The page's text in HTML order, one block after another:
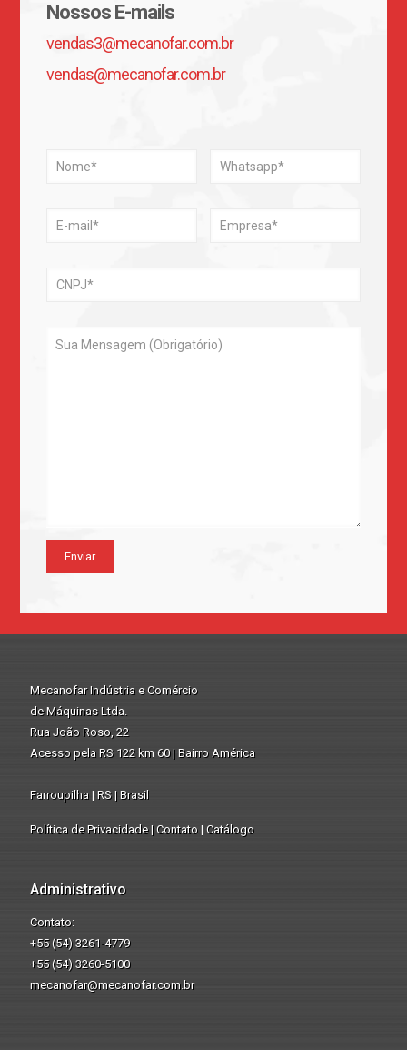
Nossos E-mails
vendas3@mecanofar.com.br
vendas@mecanofar.com.br
Mecanofar Indústria e Comércio
de Máquinas Ltda.
Rua João Roso, 22
Acesso pela RS 122 km 60 | Bairro América
Farroupilha | RS | Brasil
Política de Privacidade| Contato | Catálogo
Administrativo
Contato:
+55 (54) 3261-4779
+55 (54) 3260-5100
mecanofar@mecanofar.com.br